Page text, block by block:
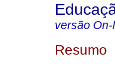
versão On-
Resumo